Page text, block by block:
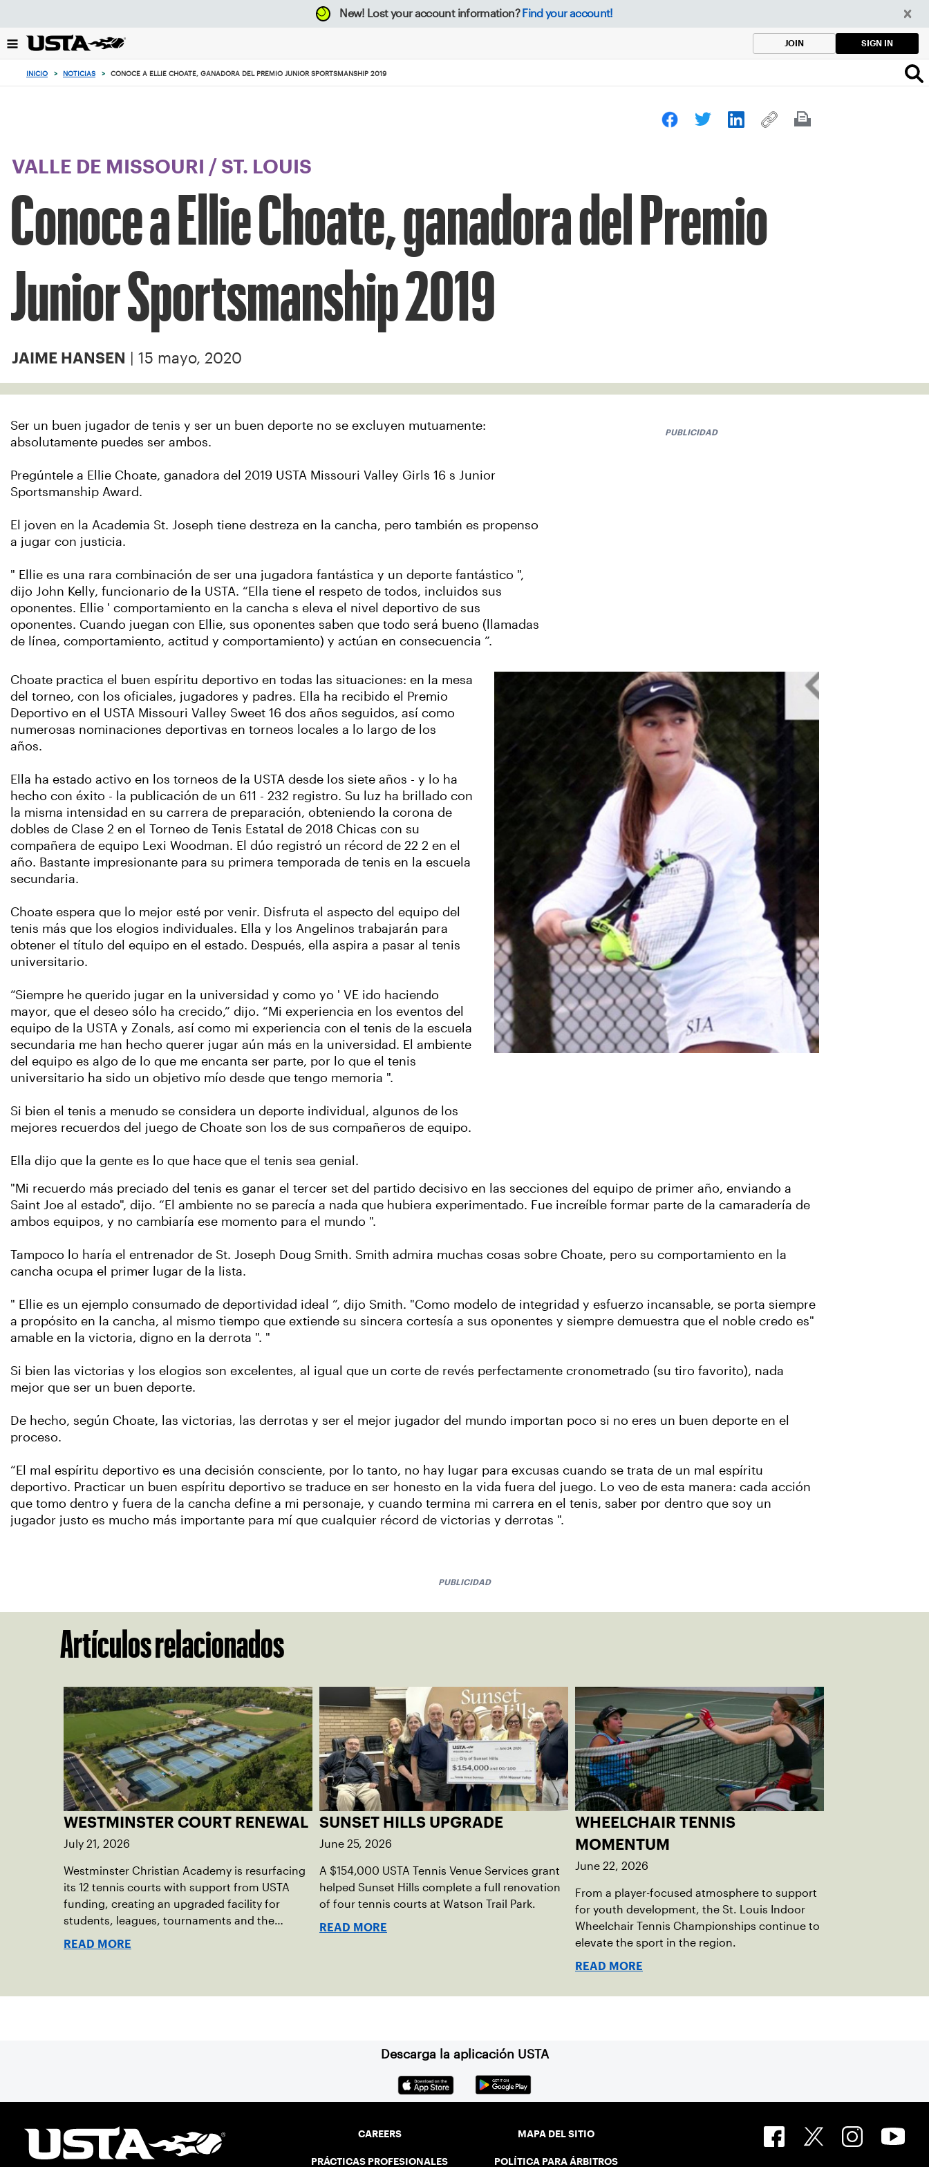
el
botón
New! Lost your account information? Find your account!
JOIN SIGN IN
INICIO > NOTICIAS > CONOCE A ELLIE CHOATE, GANADORA DEL PREMIO JUNIOR SPORTSMANSHIP 2019
VALLE DE MISSOURI / ST. LOUIS
Conoce a Ellie Choate, ganadora del Premio
Junior Sportsmanship 2019
JAIME HANSEN | 15 mayo, 2020
Ser un buen jugador de tenis y ser un buen deporte no se excluyen mutuamente:
absolutamente puedes ser ambos.
Pregúntele a Ellie Choate, ganadora del 2019 USTA Missouri Valley Girls 16 s Junior
Sportsmanship Award.
El joven en la Academia St. Joseph tiene destreza en la cancha, pero también es propenso
a jugar con justicia.
" Ellie es una rara combinación de ser una jugadora fantástica y un deporte fantástico ",
dijo John Kelly, funcionario de la USTA. “Ella tiene el respeto de todos, incluidos sus
oponentes. Ellie ' comportamiento en la cancha s eleva el nivel deportivo de sus
oponentes. Cuando juegan con Ellie, sus oponentes saben que todo será bueno (llamadas
de línea, comportamiento, actitud y comportamiento) y actúan en consecuencia ”.
PUBLICIDAD
Choate practica el buen espíritu deportivo en todas las situaciones: en la mesa
del torneo, con los oficiales, jugadores y padres. Ella ha recibido el Premio
Deportivo en el USTA Missouri Valley Sweet 16 dos años seguidos, así como
numerosas nominaciones deportivas en torneos locales a lo largo de los
años.
Ella ha estado activo en los torneos de la USTA desde los siete años - y lo ha
hecho con éxito - la publicación de un 611 - 232 registro. Su luz ha brillado con
la misma intensidad en su carrera de preparación, obteniendo la corona de
dobles de Clase 2 en el Torneo de Tenis Estatal de 2018 Chicas con su
compañera de equipo Lexi Woodman. El dúo registró un récord de 22 2 en el
año. Bastante impresionante para su primera temporada de tenis en la escuela
secundaria.
Choate espera que lo mejor esté por venir. Disfruta el aspecto del equipo del
tenis más que los elogios individuales. Ella y los Angelinos trabajarán para
obtener el título del equipo en el estado. Después, ella aspira a pasar al tenis
universitario.
“Siempre he querido jugar en la universidad y como yo ' VE ido haciendo
mayor, que el deseo sólo ha crecido,” dijo. “Mi experiencia en los eventos del
equipo de la USTA y Zonals, así como mi experiencia con el tenis de la escuela
secundaria me han hecho querer jugar aún más en la universidad. El ambiente
del equipo es algo de lo que me encanta ser parte, por lo que el tenis
universitario ha sido un objetivo mío desde que tengo memoria ".
Si bien el tenis a menudo se considera un deporte individual, algunos de los
mejores recuerdos del juego de Choate son los de sus compañeros de equipo.
Ella dijo que la gente es lo que hace que el tenis sea genial.
"Mi recuerdo más preciado del tenis es ganar el tercer set del partido decisivo en las secciones del equipo de primer año, enviando a
Saint Joe al estado", dijo. “El ambiente no se parecía a nada que hubiera experimentado. Fue increíble formar parte de la camaradería de
ambos equipos, y no cambiaría ese momento para el mundo ".
Tampoco lo haría el entrenador de St. Joseph Doug Smith. Smith admira muchas cosas sobre Choate, pero su comportamiento en la
cancha ocupa el primer lugar de la lista.
" Ellie es un ejemplo consumado de deportividad ideal ”, dijo Smith. "Como modelo de integridad y esfuerzo incansable, se porta siempre
a propósito en la cancha, al mismo tiempo que extiende su sincera cortesía a sus oponentes y siempre demuestra que el noble credo es"
amable en la victoria, digno en la derrota ". "
Si bien las victorias y los elogios son excelentes, al igual que un corte de revés perfectamente cronometrado (su tiro favorito), nada
mejor que ser un buen deporte.
De hecho, según Choate, las victorias, las derrotas y ser el mejor jugador del mundo importan poco si no eres un buen deporte en el
proceso.
“El mal espíritu deportivo es una decisión consciente, por lo tanto, no hay lugar para excusas cuando se trata de un mal espíritu
deportivo. Practicar un buen espíritu deportivo se traduce en ser honesto en la vida fuera del juego. Lo veo de esta manera: cada acción
que tomo dentro y fuera de la cancha define a mi personaje, y cuando termina mi carrera en el tenis, saber por dentro que soy un
jugador justo es mucho más importante para mí que cualquier récord de victorias y derrotas ".
PUBLICIDAD
Artículos relacionados
WESTMINSTER COURT RENEWAL
July 21, 2026
Westminster Christian Academy is resurfacing
its 12 tennis courts with support from USTA
funding, creating an upgraded facility for
students, leagues, tournaments and the
community.
READ MORE
SUNSET HILLS UPGRADE
June 25, 2026
A $154,000 USTA Tennis Venue Services grant
helped Sunset Hills complete a full renovation
of four tennis courts at Watson Trail Park.
READ MORE
WHEELCHAIR TENNIS
MOMENTUM
June 22, 2026
From a player-focused atmosphere to support
for youth development, the St. Louis Indoor
Wheelchair Tennis Championships continue to
elevate the sport in the region.
READ MORE
Descarga la aplicación USTA
CAREERS
PRÁCTICAS PROFESIONALES
MAPA DEL SITIO
POLÍTICA PARA ÁRBITROS